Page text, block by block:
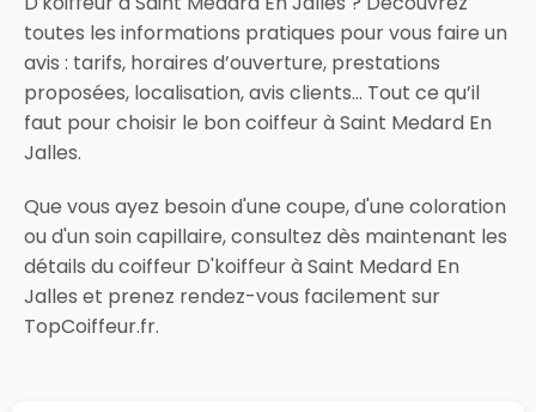
toutes les informations pratiques pour vous faire un
avis : tarifs, horaires d’ouverture, prestations
proposées, localisation, avis clients… Tout ce qu’il
faut pour choisir le bon coiffeur à Saint Medard En
Jalles.
Que vous ayez besoin d'une coupe, d'une coloration
ou d'un soin capillaire, consultez dès maintenant les
détails du coiffeur D'koiffeur à Saint Medard En
Jalles et prenez rendez-vous facilement sur
TopCoiffeur.fr.